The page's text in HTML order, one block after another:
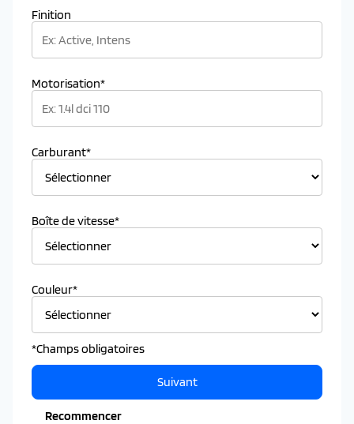
Finition
Motorisation*
Carburant*
Boîte de vitesse*
Couleur*
*Champs obligatoires
Recommencer
Suivant